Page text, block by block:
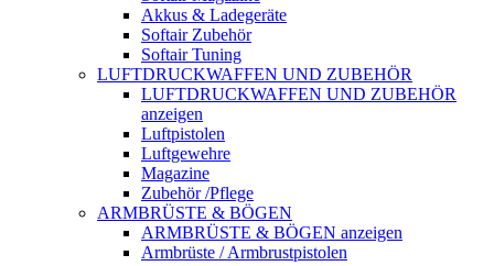
Akkus & Ladegeräte
Softair Zubehör
Softair Tuning
LUFTDRUCKWAFFEN UND ZUBEHÖR
LUFTDRUCKWAFFEN UND ZUBEHÖR
anzeigen
Luftpistolen
Luftgewehre
Magazine
Zubehör /Pflege
ARMBRÜSTE & BÖGEN
ARMBRÜSTE & BÖGEN anzeigen
Armbrüste / Armbrustpistolen